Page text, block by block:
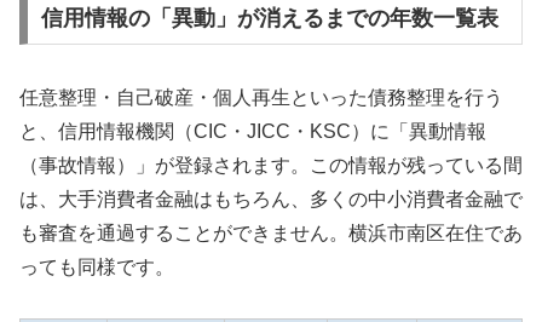
信用情報の「異動」が消えるまでの年数一覧表
任意整理・自己破産・個人再生といった債務整理を行う
と、信用情報機関（CIC・JICC・KSC）に「異動情報
（事故情報）」が登録されます。この情報が残っている間
は、大手消費者金融はもちろん、多くの中小消費者金融で
も審査を通過することができません。横浜市南区在住であ
っても同様です。